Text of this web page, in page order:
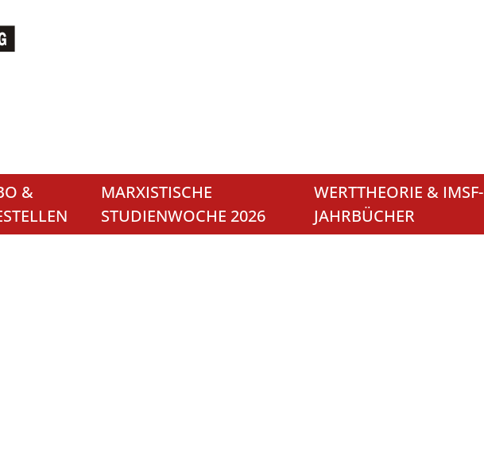
&
MARXISTISCHE
STUDIENWOCHE 2026
WERTTHEORIE & IMSF-
JAHRBÜCHER